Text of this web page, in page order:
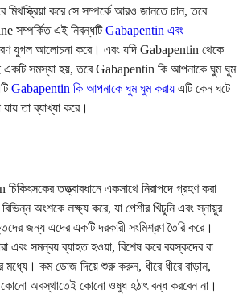
মিথস্ক্রিয়া করে সে সম্পর্কে আরও জানতে চান, তবে
সম্পর্কিত এই নিবন্ধটিGabapentin এবং
যুগল আলোচনা করে। এবং যদি Gabapentin থেকে
একটি সমস্যা হয়, তবে Gabapentin কি আপনাকে ঘুম ঘুম
Gabapentin কি আপনাকে ঘুম ঘুম করায় এটি কেন ঘটে
যায় তা ব্যাখ্যা করে।
তত্ত্বাবধানে একসাথে নিরাপদে গ্রহণ করা
বিভিন্ন অংশকে লক্ষ্য করে, যা পেশীর খিঁচুনি এবং স্নায়ুর
জন্য এদের একটি দরকারী সংমিশ্রণ তৈরি করে।
এবং সমন্বয় ব্যাহত হওয়া, বিশেষ করে বয়স্কদের বা
মধ্যে। কম ডোজ দিয়ে শুরু করুন, ধীরে ধীরে বাড়ান,
অবস্থাতেই কোনো ওষুধ হঠাৎ বন্ধ করবেন না।